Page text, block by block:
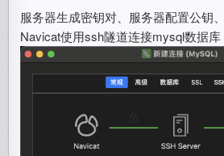
服务器生成密钥对、服务器配置公钥
Navicat使用ssh隧道连接mysql数据库